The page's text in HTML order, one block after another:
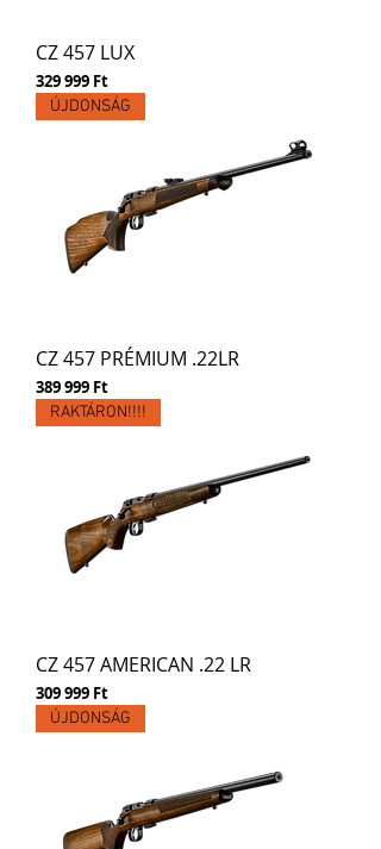
CZ 457 LUX
Ár
329 999 Ft
ÚJDONSÁG
CZ 457 PRÉMIUM .22LR
Ár
389 999 Ft
RAKTÁRON!!!!
CZ 457 AMERICAN .22 LR
Ár
309 999 Ft
ÚJDONSÁG